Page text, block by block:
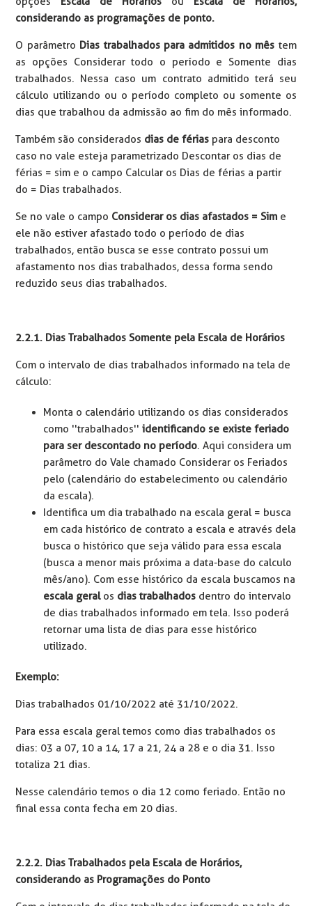
considerando as programações de ponto.
O parâmetro Dias trabalhados para admitidos no mês tem
as opções Considerar todo o período e Somente dias
trabalhados. Nessa caso um contrato admitido terá seu
cálculo utilizando ou o período completo ou somente os
dias que trabalhou da admissão ao fim do mês informado.
Também são considerados dias de férias para desconto
caso no vale esteja parametrizado Descontar os dias de
férias = sim e o campo Calcular os Dias de férias a partir
do = Dias trabalhados.
Se no vale o campo Considerar os dias afastados = Sim e
ele não estiver afastado todo o período de dias
trabalhados, então busca se esse contrato possui um
afastamento nos dias trabalhados, dessa forma sendo
reduzido seus dias trabalhados.
2.2.1. Dias Trabalhados Somente pela Escala de Horários
Com o intervalo de dias trabalhados informado na tela de
cálculo:
Monta o calendário utilizando os dias considerados
como ''trabalhados''identificando se existe feriado
para ser descontado no período. Aqui considera um
parâmetro do Vale chamado Considerar os Feriados
pelo (calendário do estabelecimento ou calendário
da escala).
Identifica um dia trabalhado na escala geral = busca
em cada histórico de contrato a escala e através dela
busca o histórico que seja válido para essa escala
(busca a menor mais próxima a data-base do calculo
mês/ano). Com esse histórico da escala buscamos na
escala geralos dias trabalhados dentro do intervalo
de dias trabalhados informado em tela. Isso poderá
retornar uma lista de dias para esse histórico
utilizado.
Exemplo:
Dias trabalhados 01/10/2022 até 31/10/2022.
Para essa escala geral temos como dias trabalhados os
dias: 03 a 07, 10 a 14, 17 a 21, 24 a 28 e o dia 31. Isso
totaliza 21 dias.
Nesse calendário temos o dia 12 como feriado. Então no
final essa conta fecha em 20 dias.
2.2.2. Dias Trabalhados pela Escala de Horários,
considerando as Programações do Ponto